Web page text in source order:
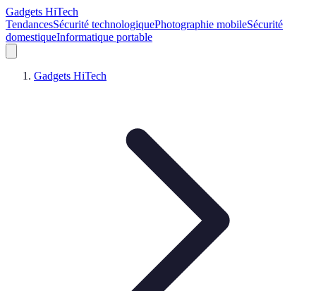
Gadgets HiTech
TendancesSécurité technologiquePhotographie mobileSécurité
domestiqueInformatique portable
Gadgets HiTech